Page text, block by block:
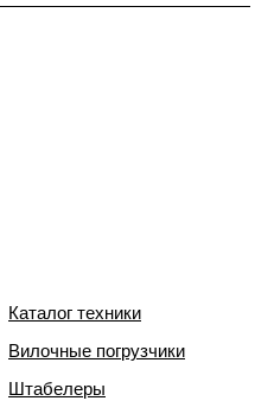
Каталог техники
Вилочные погрузчики
Штабелеры